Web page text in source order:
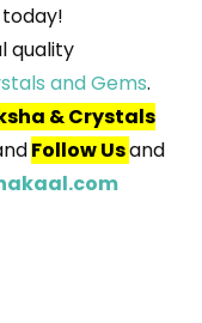
quality
and Gems.
& Crystals
Follow Usand